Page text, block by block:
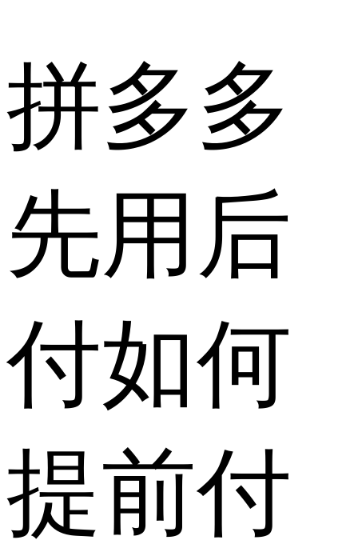
拼多多
先用后
付如何
提前付